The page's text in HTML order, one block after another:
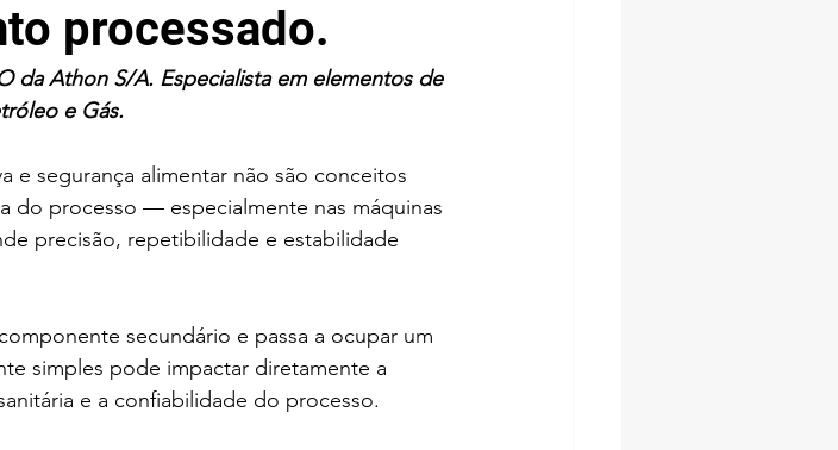
processado.
da Athon S/A. Especialista em elementos de
e Gás.
e segurança alimentar não são conceitos
do processo — especialmente nas máquinas
precisão, repetibilidade e estabilidade
secundário e passa a ocupar um
simples pode impactar diretamente a
e a confiabilidade do processo.